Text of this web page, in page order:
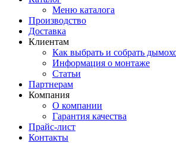
Меню каталога
Производство
Доставка
Клиентам
Как выбрать и собрать
Информация о монтаже
Статьи
Партнерам
Компания
О компании
Гарантия качества
Прайс-лист
Контакты